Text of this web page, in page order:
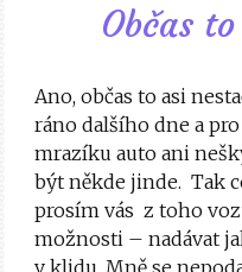
Občas
Ano, občas to asi
ráno dalšího dne a
mrazíku auto ani
být někde jinde. Tak
prosím vás z toho
možnosti – nadávat
v klidu. Mně se